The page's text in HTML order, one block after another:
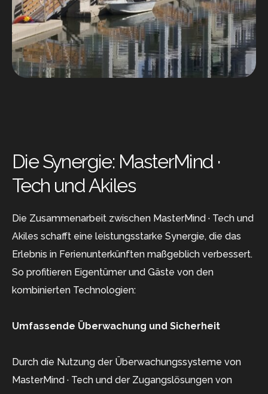
Die Synergie: MasterMind ·
Tech und Akiles
Die Zusammenarbeit zwischen MasterMind · Tech und
Akiles schafft eine leistungsstarke Synergie, die das
Erlebnis in Ferienunterkünften maßgeblich verbessert.
So profitieren Eigentümer und Gäste von den
kombinierten Technologien:
Umfassende Überwachung und Sicherheit
Durch die Nutzung der Überwachungssysteme von
MasterMind · Tech und der Zugangslösungen von